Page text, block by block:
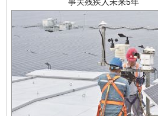
规模最大的光氢储一体化项目